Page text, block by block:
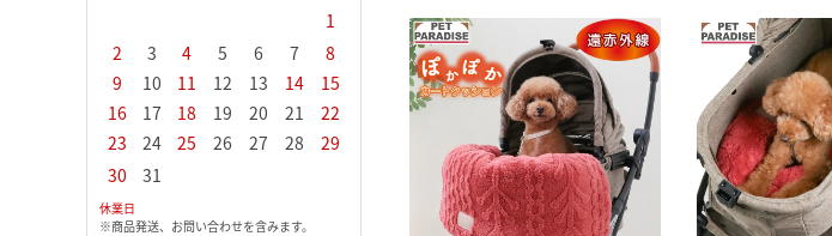
1
2
3 4 5 6 7
8
9
10 11 12 13 14
15
16
17 18 19 20 21
22
23
24 25 26 27 28
29
30
31
1 2 3
5
7 8 10 11
12
14 15 16 17 18
19
21 23 24 25
26
29 30
1
4
7 8
11
13 14 15
18
19 20 21 22
26 27 28 29
休業日
※商品発送、お問い合わせを含みます。